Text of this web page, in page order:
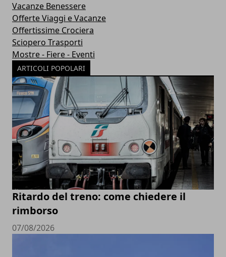
Vacanze Benessere
Offerte Viaggi e Vacanze
Offertissime Crociera
Sciopero Trasporti
Mostre - Fiere - Eventi
ARTICOLI POPOLARI
Ritardo del treno: come chiedere il
rimborso
07/08/2026